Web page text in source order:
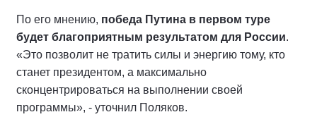
По его мнению, победа Путина в первом туре
будет благоприятным результатом для России.
«Это позволит не тратить силы и энергию тому, кто
станет президентом, а максимально
сконцентрироваться на выполнении своей
программы», - уточнил Поляков.